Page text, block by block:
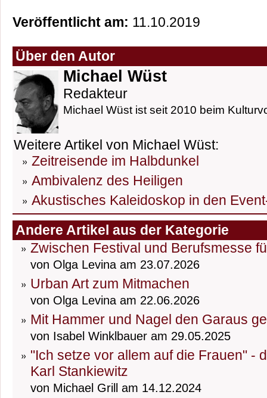
Veröffentlicht am: 11.10.2019
Über den Autor
Michael Wüst
Redakteur
Michael Wüst ist seit 2010 beim
Weitere Artikel von Michael Wüst:
Zeitreisende im Halbdunkel
Ambivalenz des Heiligen
Akustisches Kaleidoskop in den
Andere Artikel aus der Kategorie
Zwischen Festival und Berufsmesse
von Olga Levina am 23.07.2026
Urban Art zum Mitmachen
von Olga Levina am 22.06.2026
Mit Hammer und Nagel den Garaus
von Isabel Winklbauer am 29.05.2025
"Ich setze vor allem auf die Frauen" -
Karl Stankiewitz
von Michael Grill am 14.12.2024